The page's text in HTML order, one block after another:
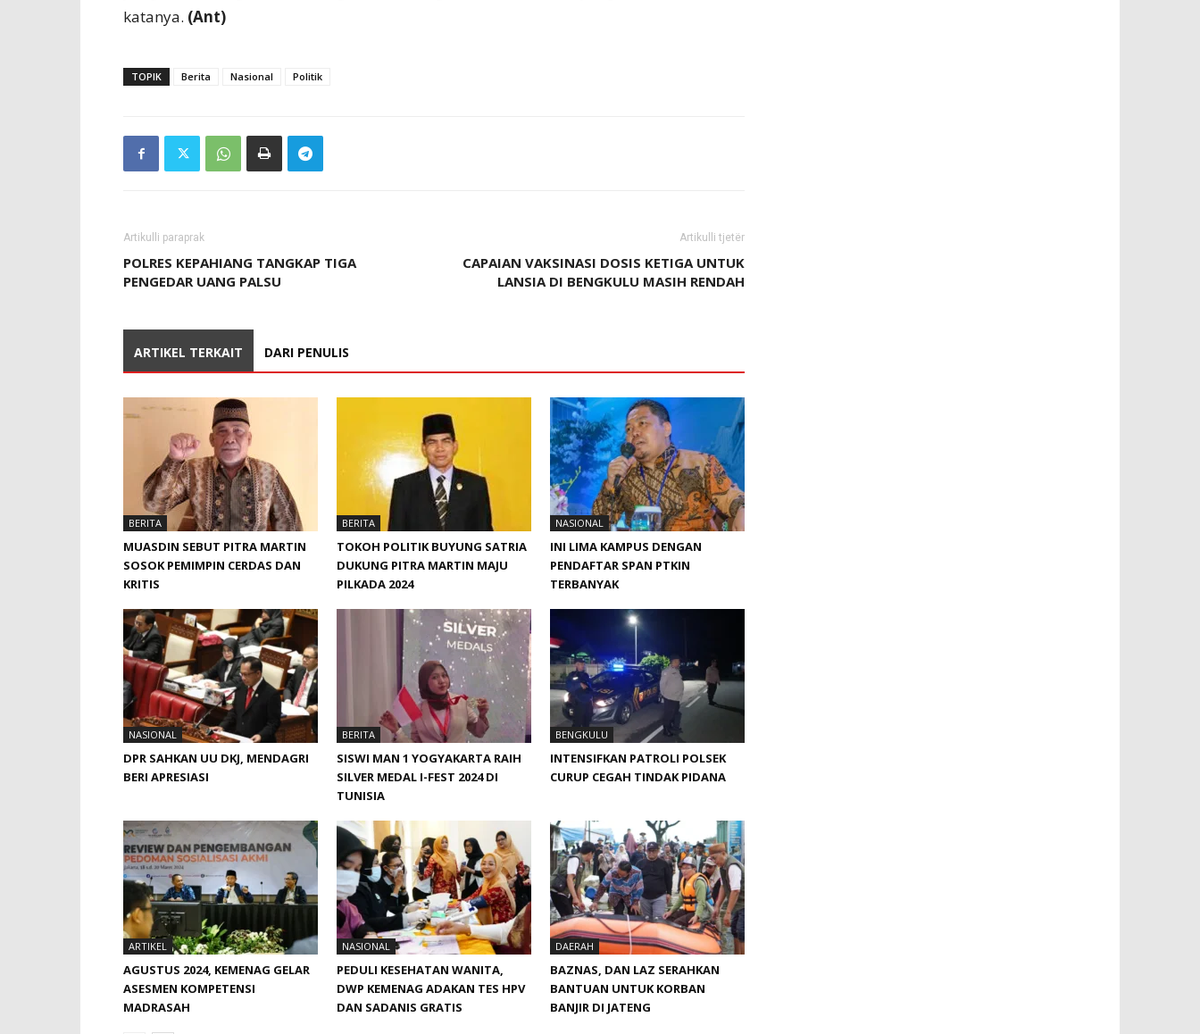
katanya. (Ant)
TOPIK Berita Nasional Politik
Artikulli paraprak
POLRES KEPAHIANG TANGKAP TIGA
PENGEDAR UANG PALSU
Artikulli tjetër
CAPAIAN VAKSINASI DOSIS KETIGA UNTUK
LANSIA DI BENGKULU MASIH RENDAH
ARTIKEL TERKAIT DARI PENULIS
BERITA
MUASDIN SEBUT PITRA MARTIN
SOSOK PEMIMPIN CERDAS DAN
KRITIS
BERITA
TOKOH POLITIK BUYUNG SATRIA
DUKUNG PITRA MARTIN MAJU
PILKADA 2024
NASIONAL
INI LIMA KAMPUS DENGAN
PENDAFTAR SPAN PTKIN
TERBANYAK
NASIONAL
DPR SAHKAN UU DKJ, MENDAGRI
BERI APRESIASI
BERITA
SISWI MAN 1 YOGYAKARTA RAIH
SILVER MEDAL I-FEST 2024 DI
TUNISIA
BENGKULU
INTENSIFKAN PATROLI POLSEK
CURUP CEGAH TINDAK PIDANA
ARTIKEL
AGUSTUS 2024, KEMENAG GELAR
ASESMEN KOMPETENSI
MADRASAH
NASIONAL
PEDULI KESEHATAN WANITA,
DWP KEMENAG ADAKAN TES HPV
DAN SADANIS GRATIS
DAERAH
BAZNAS, DAN LAZ SERAHKAN
BANTUAN UNTUK KORBAN
BANJIR DI JATENG